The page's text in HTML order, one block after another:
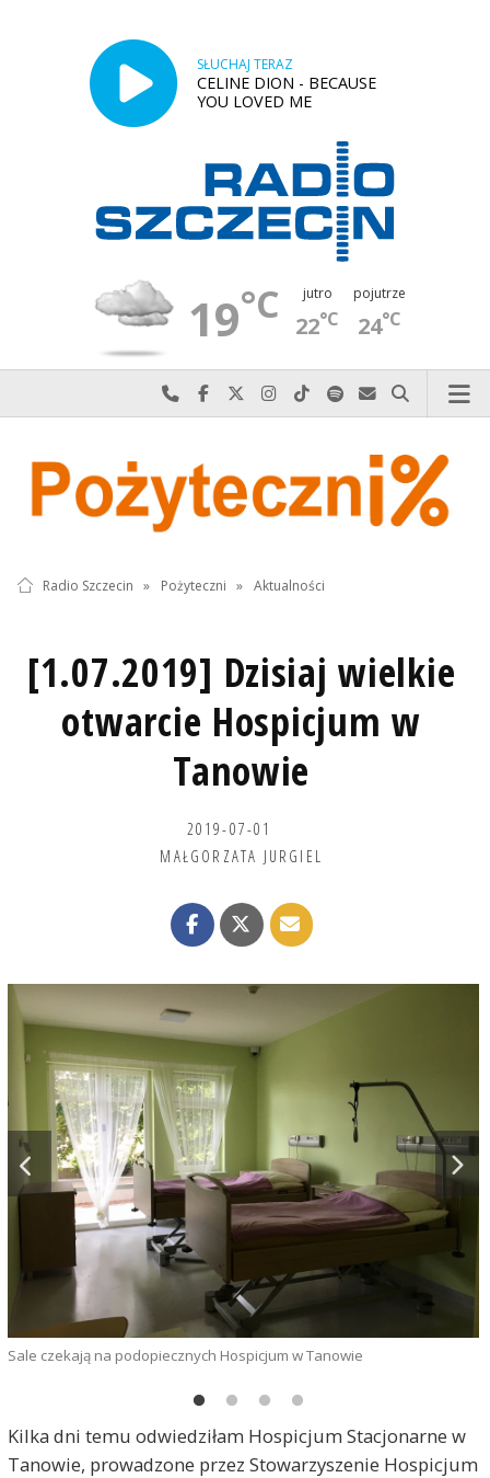
SŁUCHAJ TERAZ
CELINE DION - BECAUSE
YOU LOVED ME
19°C jutro
22°C
pojutrze
24°C
Najlepiej po prostu do nas zadzwoń
Odwiedź nas na Facebook-u
Odwiedź nas na X
Odwiedź nas na Instagram-ie
Odwiedź nas na TikTok-u
Szukaj nas na Spotify
Wyślij do nas
Szukaj
Radio Szczecin » Pożyteczni » Aktualności
[1.07.2019] Dzisiaj wielkie
otwarcie Hospicjum w
Tanowie
2019-07-01
MAŁGORZATA JURGIEL
Sale czekają na podopiecznych Hospicjum w Tanowie
Kilka dni temu odwiedziłam Hospicjum Stacjonarne w
Tanowie, prowadzone przez Stowarzyszenie Hospicjum